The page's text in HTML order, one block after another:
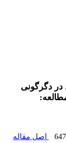
دگرگونی
اصل مقاله